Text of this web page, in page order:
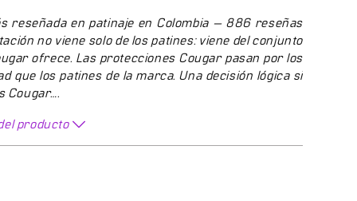
reseñada en patinaje en Colombia — 886 reseñas
no viene solo de los patines: viene del conjunto
ofrece. Las protecciones Cougar pasan por los
que los patines de la marca. Una decisión lógica si
Cougar….
producto